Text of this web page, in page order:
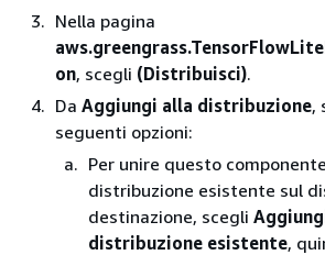
Nella pagina
on, scegli (Distribuisci).
Da Aggiungi alla distribuzione,
seguenti opzioni:
Per unire questo
distribuzione esistente sul
destinazione, scegli
distribuzione esistente,